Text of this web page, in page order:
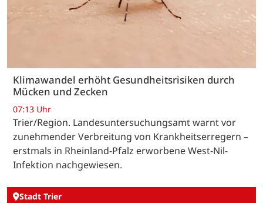
Klimawandel erhöht Gesundheitsrisiken durch
Mücken und Zecken
07:13 Uhr
Trier/Region. Landesuntersuchungsamt warnt vor
zunehmender Verbreitung von Krankheitserregern –
erstmals in Rheinland-Pfalz erworbene West-Nil-
Infektion nachgewiesen.
Stadt Trier